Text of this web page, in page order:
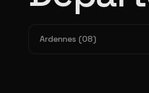
Ardennes (08)